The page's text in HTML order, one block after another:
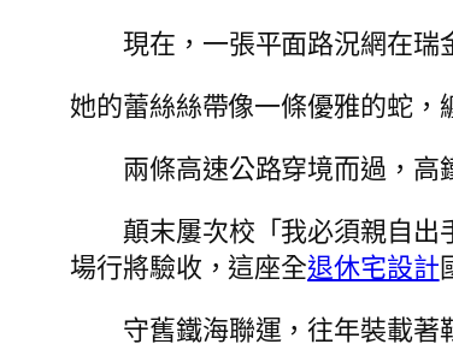
現在，一張平面路況網在
她的蕾絲絲帶像一條優雅的蛇，
兩條高速公路穿境而過，高
顛末屢次校「我必須親自出
場行將驗收，這座全退休宅設計
守舊鐵海聯運，往年裝載著